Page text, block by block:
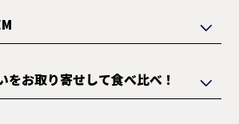
をお取り寄せして食べ比べ！